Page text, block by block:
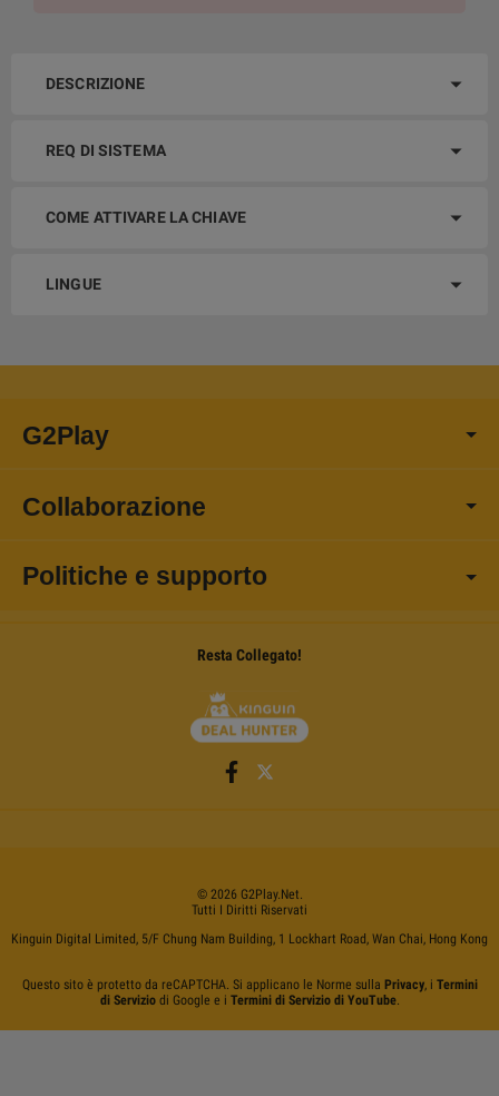
DESCRIZIONE
REQ DI SISTEMA
COME ATTIVARE LA CHIAVE
LINGUE
G2Play
Collaborazione
Politiche e supporto
Resta Collegato!
© 2026 G2Play.net.
Tutti I Diritti Riservati
Kinguin Digital Limited, 5/F Chung Nam Building, 1 Lockhart Road, Wan Chai, Hong Kong
Questo sito è protetto da reCAPTCHA. Si applicano le Norme sulla Privacy, i Termini
di Serviziodi Google e i Termini di Servizio di YouTube.